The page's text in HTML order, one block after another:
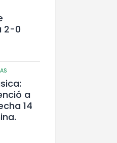
2-0
a
14